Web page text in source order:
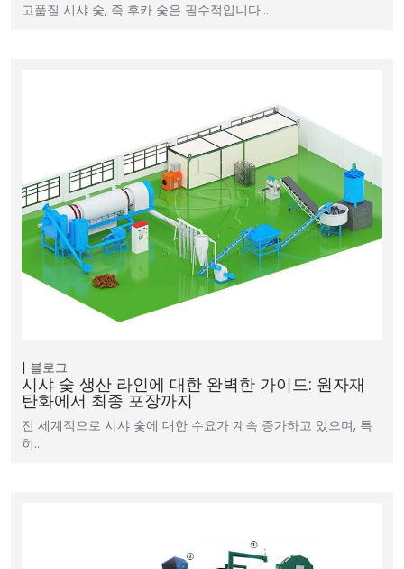
고품질 시샤 숯, 즉 후카 숯은 필수적입니다…
블로그
시샤 숯 생산 라인에 대한 완벽한 가이드: 원자재
탄화에서 최종 포장까지
전 세계적으로 시샤 숯에 대한 수요가 계속 증가하고 있으며, 특
히…